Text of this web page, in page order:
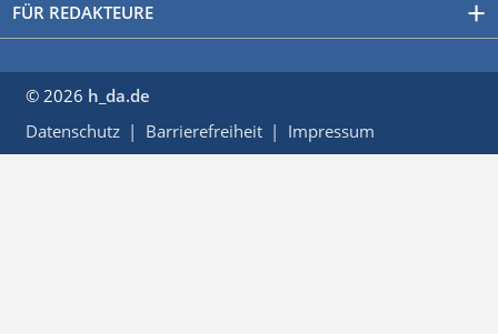
FÜR REDAKTEURE
© 2026 h_da.de
Datenschutz
Barrierefreiheit Impressum